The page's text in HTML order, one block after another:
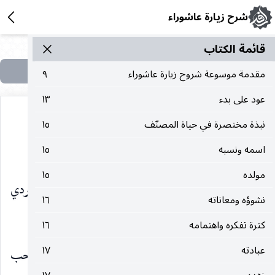
شرح زيارة عاشوراء
قائمة الکتاب
مقدمة موسوعة شروح زيارة عاشوراء
٩
عود على بدء
١٣
نبذة مختصرة في حياة المصنّف
١٥
اسمه ونسبه
١٥
مولده
١٥
نشوؤه ومعاناته
١٦
كثرة تفكره واهتمامه
١٦
عبادته
١٧
تلامذته
١ ـ السيّد أبو القاسم بن محمّد باقر الحسيني الدهكردي
(١٢٧٢ ـ ١٣٥٣ هـ. ق).
٢ ـ الميرزا كمال الدين أبو الهدى الكلباسي صاحب